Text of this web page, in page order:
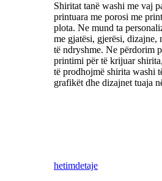
Shiritat tanë washi me vaj
printuara me porosi me
plota. Ne mund ta
me gjatësi, gjerësi, dizajne,
të ndryshme. Ne përdorim
printimi për të krijuar
të prodhojmë shirita washi
grafikët dhe dizajnet tuaja
hetimdetaje